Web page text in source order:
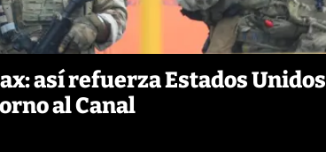
así refuerza Estados Unidos
al Canal